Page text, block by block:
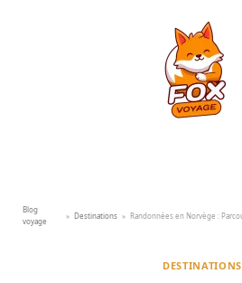
Blog
voyage
» Destinations »
DESTINATIONS